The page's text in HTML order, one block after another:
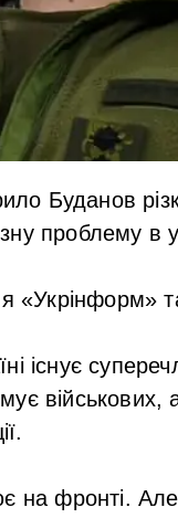
Буданов
проблему в
«Укрінформ»
існує
на фронті. Але